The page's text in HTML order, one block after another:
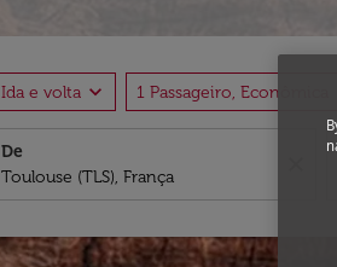
Ida e volta expand_more 1 Passageiro, Econômica
De